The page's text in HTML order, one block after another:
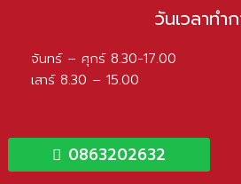
Copyright © 2020 Bestfloorth.com